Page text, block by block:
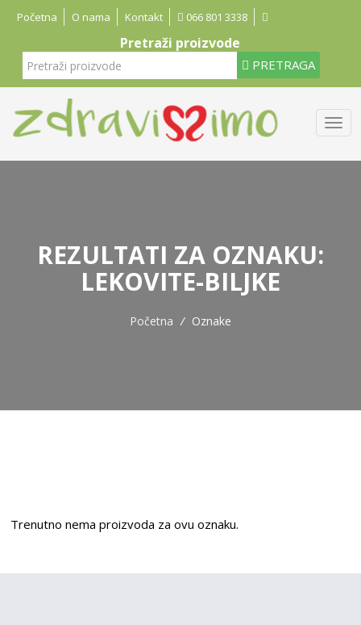
Početna O nama Kontakt 066 801 3338
Pretraži proizvode
PRETRAGA
REZULTATI ZA OZNAKU:
LEKOVITE-BILJKE
Početna / Oznake
Trenutno nema proizvoda za ovu oznaku.